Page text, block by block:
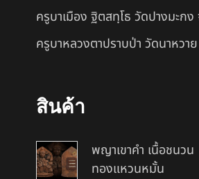
ครูบาเมือง ฐิตสทฺโธ วัดปางมะกง
ครูบาหลวงตาปราบป่า วัดนาหวา
สินค้า
พญาเขาคำ เนื้อชนวน
ทองแหวนหมั้น